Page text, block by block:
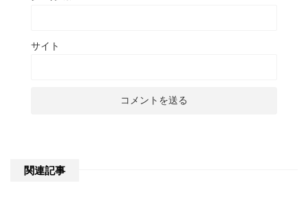
サイト
関連記事